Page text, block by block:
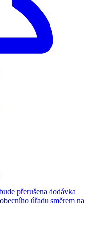
přerušena dodávka
úřadu směrem na